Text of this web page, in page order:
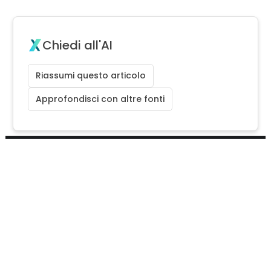
Chiedi all'AI
Riassumi questo articolo
Approfondisci con altre fonti